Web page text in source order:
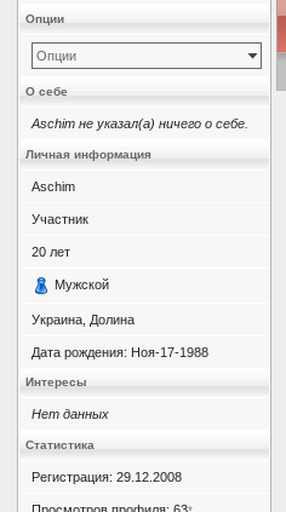
Опции
Опции
О себе
Aschim не указал(а) ничего о себе.
Личная информация
Aschim
Участник
20 лет
Мужской
Украина, Долина
Дата рождения: Ноя-17-1988
Интересы
Нет данных
Статистика
Регистрация: 29.12.2008